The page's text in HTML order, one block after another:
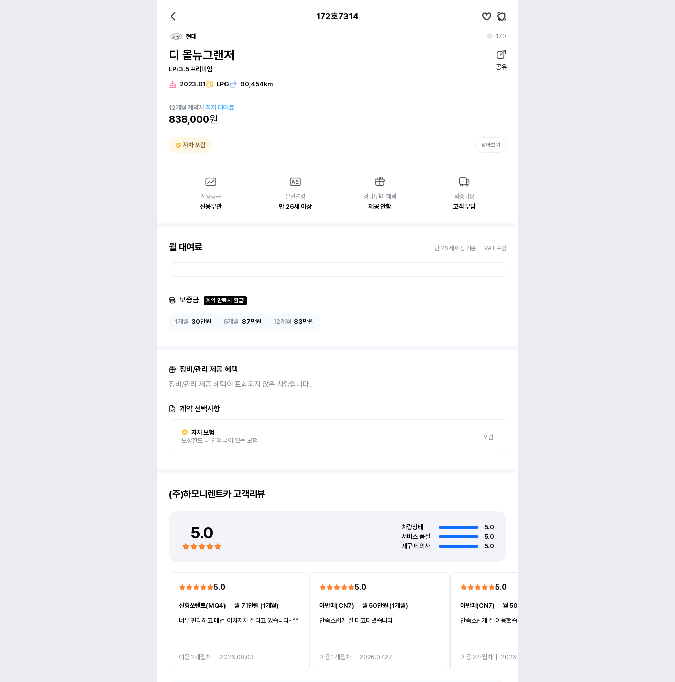
172호7314
현대 170
디 올뉴그랜저
LPi 3.5 프리미엄 공유
2023.01 LPG 90,454km
12개월 계약시최저 대여료
838,000원
자차 포함 알아보기
신용등급
신용무관
운전연령
만 26세 이상
정비/관리 혜택
제공 안함
탁송비용
고객 부담
월 대여료 만 26세 이상 기준 VAT 포함
보증금 계약 만료시 환급!
1개월 30만원 6개월 87만원 12개월 83만원
정비/관리 제공 혜택
정비/관리 제공 혜택이 포함되지 않은 차량입니다.
계약 선택사항
자차 보험
보상한도 내 면책금이 있는 보험
포함
(주)하모니렌트카고객리뷰
5.0 차량상태
5.0
서비스 품질
5.0
재구매 의사
5.0
5.0
신형쏘렌토(MQ4) ㅣ월 71만원 (1개월)
너무 편리하고 매번 이차저차 잘타고 있습니다~^^
이용 2개월차ㅣ 2026.08.03
5.0
아반떼(CN7)
월 50만원 (1개월)
만족스럽게 잘 타고다녔습니다
이용 1개월차ㅣ 2026.07.27
5.0
아반떼(CN7)
월 50만원 (1개월)
만족스럽게 잘 이용했습니다
이용 2개월차ㅣ 2026.07.27